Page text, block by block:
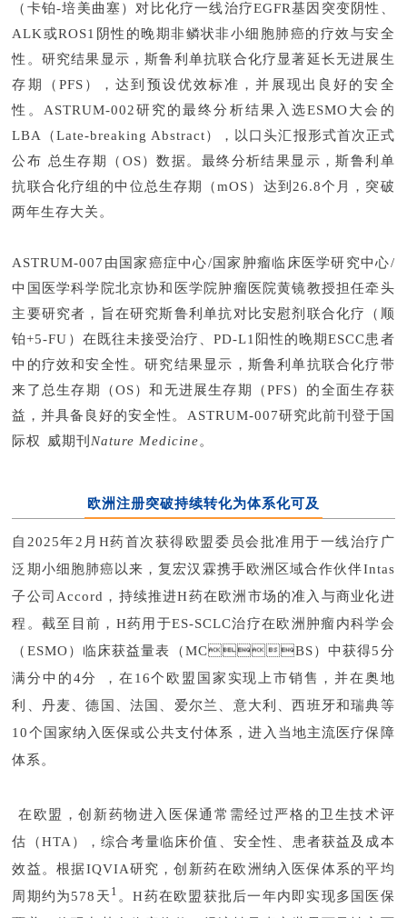
（卡铂-培美曲塞）对比化疗一线治疗EGFR基因突变阴性、
ALK或ROS1阴性的晚期非鳞状非小细胞肺癌的疗效与安全
性。研究结果显示，斯鲁利单抗联合化疗显著延长无进展生
存期（PFS），达到预设优效标准，并展现出良好的安全
性。ASTRUM-002研究的最终分析结果入选ESMO大会的
LBA（Late-breaking Abstract），以口头汇报形式首次正式
公布总生存期（OS）数据。最终分析结果显示，斯鲁利单
抗联合化疗组的中位总生存期（mOS）达到26.8个月，突破
两年生存大关。
ASTRUM-007由国家癌症中心/国家肿瘤临床医学研究中心/
中国医学科学院北京协和医学院肿瘤医院黄镜教授担任牵头
主要研究者，旨在研究斯鲁利单抗对比安慰剂联合化疗（顺
铂+5-FU）在既往未接受治疗、PD-L1阳性的晚期ESCC患者
中的疗效和安全性。研究结果显示，斯鲁利单抗联合化疗带
来了总生存期（OS）和无进展生存期（PFS）的全面生存获
益，并具备良好的安全性。ASTRUM-007研究此前刊登于国
际权威期刊Nature Medicine。
欧洲注册突破持续转化为体系化可及
自2025年2月H药首次获得欧盟委员会批准用于一线治疗广
泛期小细胞肺癌以来，复宏汉霖携手欧洲区域合作伙伴Intas
子公司Accord，持续推进H药在欧洲市场的准入与商业化进
程。截至目前，H药用于ES-SCLC治疗在欧洲肿瘤内科学会
（ESMO）临床获益量表（MCBS）中获得5分
满分中的4分，在16个欧盟国家实现上市销售，并在奥地
利、丹麦、德国、法国、爱尔兰、意大利、西班牙和瑞典等
10个国家纳入医保或公共支付体系，进入当地主流医疗保障
体系。
在欧盟，创新药物进入医保通常需经过严格的卫生技术评
估（HTA），综合考量临床价值、安全性、患者获益及成本
效益。根据IQVIA研究，创新药在欧洲纳入医保体系的平均
周期约为578天 1 。H药在欧盟获批后一年内即实现多国医保